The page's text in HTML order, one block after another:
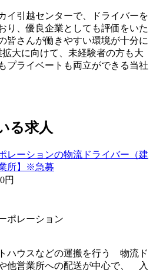
イ引越センターで、ドライバーを
り、優良企業としても評価をいた
皆さんが働きやすい環境が十分に
大に向けて、未経験者の方も大
プライベートも両立ができる当社
る求人
ーションの物流ドライバー（建
所】※急募
円
ポレーション
ハウスなどの運搬を行う 物流ド
他営業所への配送が中心で、 入